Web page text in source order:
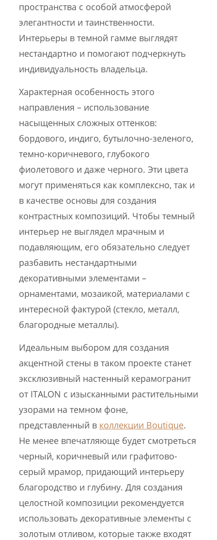
пространства с особой атмосферой
элегантности и таинственности.
Интерьеры в темной гамме выглядят
нестандартно и помогают подчеркнуть
индивидуальность владельца.
Характерная особенность этого
направления – использование
насыщенных сложных оттенков:
бордового, индиго, бутылочно-зеленого,
темно-коричневого, глубокого
фиолетового и даже черного. Эти цвета
могут применяться как комплексно, так и
в качестве основы для создания
контрастных композиций. Чтобы темный
интерьер не выглядел мрачным и
подавляющим, его обязательно следует
разбавить нестандартными
декоративными элементами –
орнаментами, мозаикой, материалами с
интересной фактурой (стекло, металл,
благородные металлы).
Идеальным выбором для создания
акцентной стены в таком проекте станет
эксклюзивный настенный керамогранит
от ITALON с изысканными растительными
узорами на темном фоне,
представленный в коллекции Boutique.
Не менее впечатляюще будет смотреться
черный, коричневый или графитово-
серый мрамор, придающий интерьеру
благородство и глубину. Для создания
целостной композиции рекомендуется
использовать декоративные элементы с
золотым отливом, которые также входят